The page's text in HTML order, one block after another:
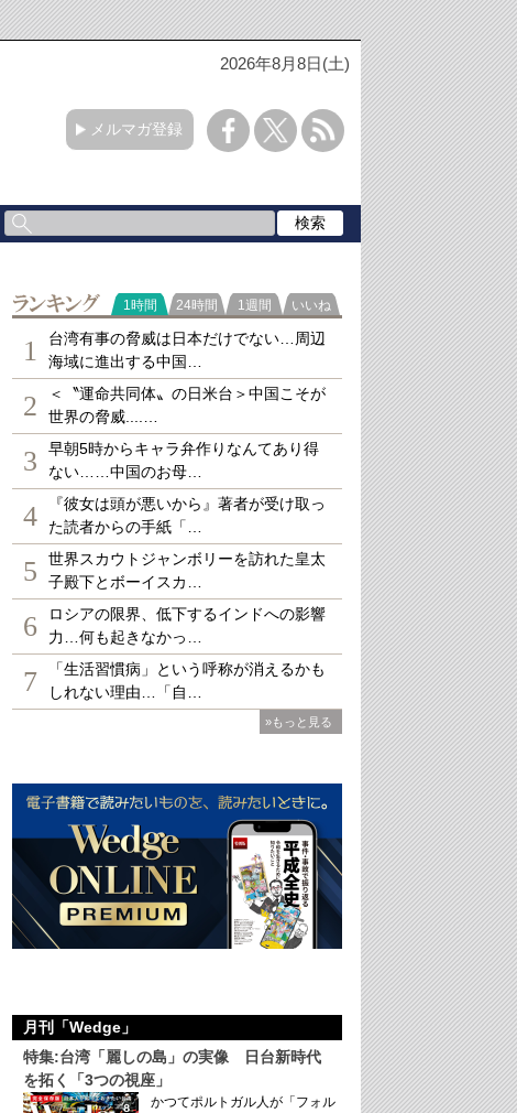
2026年8月8日(土)
メルマガ登録
ランキング
1時間 24時間 1週間 いいね
1
台湾有事の脅威は日本だけでない…周辺
海域に進出する中国…
2
＜〝運命共同体〟の日米台＞中国こそが
世界の脅威....…
3
早朝5時からキャラ弁作りなんてあり得
ない……中国のお母…
4
『彼女は頭が悪いから』著者が受け取っ
た読者からの手紙「…
5
世界スカウトジャンボリーを訪れた皇太
子殿下とボーイスカ…
6
ロシアの限界、低下するインドへの影響
力…何も起きなかっ…
7
「生活習慣病」という呼称が消えるかも
しれない理由…「自…
»もっと見る
月刊「Wedge」
特集:台湾「麗しの島」の実像 日台新時代
を拓く「3つの視座」
かつてポルトガル人が「フォル